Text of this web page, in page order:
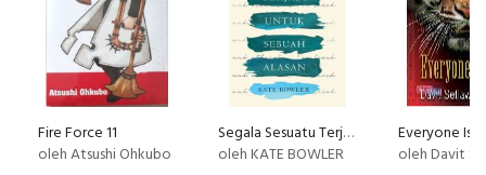
Fire Force 11
oleh Atsushi Ohkubo
Segala Sesuatu Terjadi Untuk Sebuah Alasan-PANDUAN HIDUP
oleh KATE BOWLER
oleh Davit